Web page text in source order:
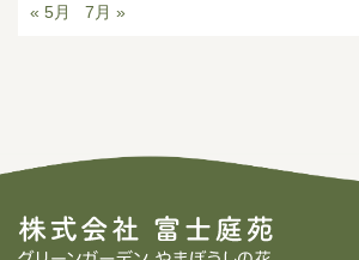
« 5月
7月 »